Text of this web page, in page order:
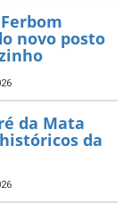
novo posto
da Mata
da